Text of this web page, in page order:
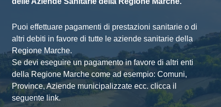
Puoi effettuare pagamenti di prestazioni sanitarie o di
altri debiti in favore di tutte le aziende sanitarie della
Regione Marche.
Se devi eseguire un pagamento in favore di altri enti
della Regione Marche come ad esempio: Comuni,
Province, Aziende municipalizzate ecc. clicca il
seguente link.